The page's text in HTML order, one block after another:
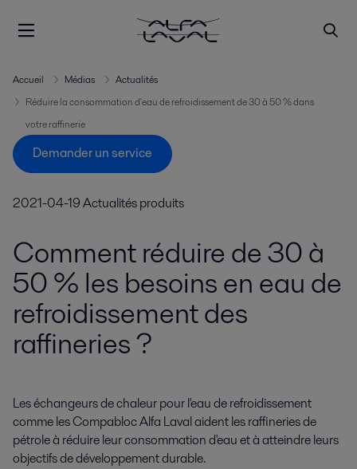
Accueil Médias
Actualités
Réduire la consommation d'eau de refroidissement de 30 à 50 % dans
votre raffinerie
Demander un service
2021-04-19Actualités produits
Comment réduire de 30 à
50 % les besoins en eau de
refroidissement des
raffineries ?
Les échangeurs de chaleur pour l'eau de refroidissement
comme les Compabloc Alfa Laval aident les raffineries de
pétrole à réduire leur consommation d'eau et à atteindre leurs
objectifs de développement durable.